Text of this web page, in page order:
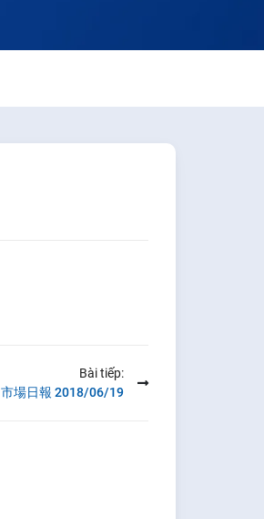
Bài tiếp:
市場日報 2018/06/19